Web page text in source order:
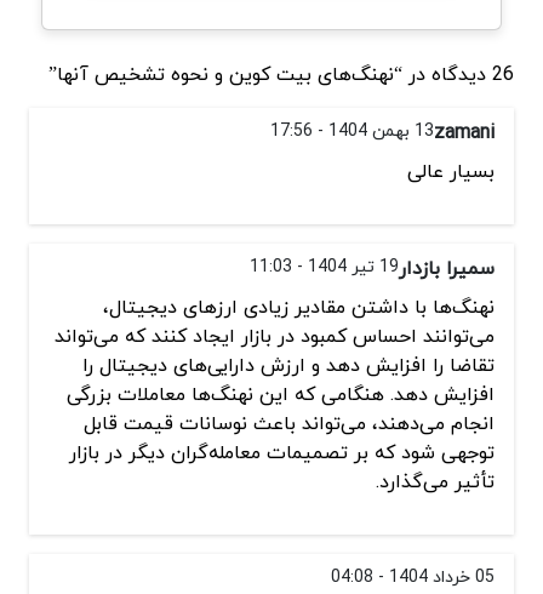
26 دیدگاه در “نهنگ‌های بیت کوین و نحوه تشخیص آنها”
zamani13 بهمن 1404 - 17:56
بسیار عالی
سمیرا بازدار19 تیر 1404 - 11:03
نهنگ‌ها با داشتن مقادیر زیادی ارزهای دیجیتال،
می‌توانند احساس کمبود در بازار ایجاد کنند که می‌تواند
تقاضا را افزایش دهد و ارزش دارایی‌های دیجیتال را
افزایش دهد. هنگامی که این نهنگ‌ها معاملات بزرگی
انجام می‌دهند، می‌تواند باعث نوسانات قیمت قابل
توجهی شود که بر تصمیمات معامله‌گران دیگر در بازار
تأثیر می‌گذارد.
05 خرداد 1404 - 04:08